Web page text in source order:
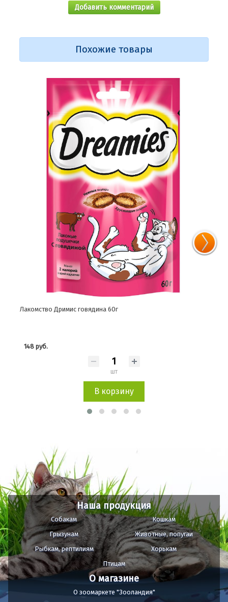
Добавить комментарий
Похожие товары
Лакомство Дримис говядина 60г
148 руб.
шт
В корзину
Наша продукция
Собакам
Кошкам
Грызунам
Животные, попугаи
Рыбкам, рептилиям
Хорькам
Птицам
О магазине
О зоомаркете "Зооландия"